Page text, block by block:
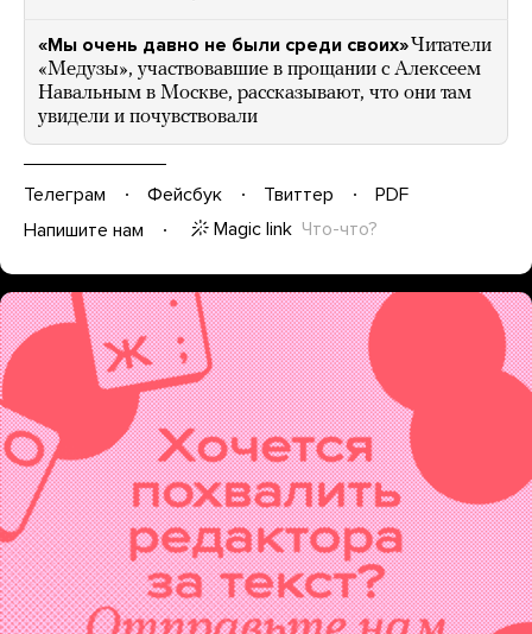
«Мы очень давно не были среди своих»Читатели
«Медузы», участвовавшие в прощании с Алексеем
Навальным в Москве, рассказывают, что они там
увидели и почувствовали
Телеграм Фейсбук Твиттер
PDF
Напишите нам
Magic link Что-что?